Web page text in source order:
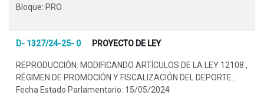
Bloque: PRO
D- 1327/24-25- 0 PROYECTO DE LEY
REPRODUCCIÓN. MODIFICANDO ARTÍCULOS DE LA LEY 12108 ,
RÉGIMEN DE PROMOCIÓN Y FISCALIZACIÓN DEL DEPORTE..
Fecha Estado Parlamentario: 15/05/2024